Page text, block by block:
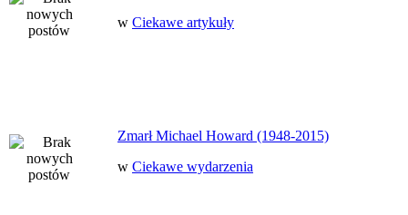
w Ciekawe artykuły
Zmarł Michael Howard (1948-2015)
w Ciekawe wydarzenia